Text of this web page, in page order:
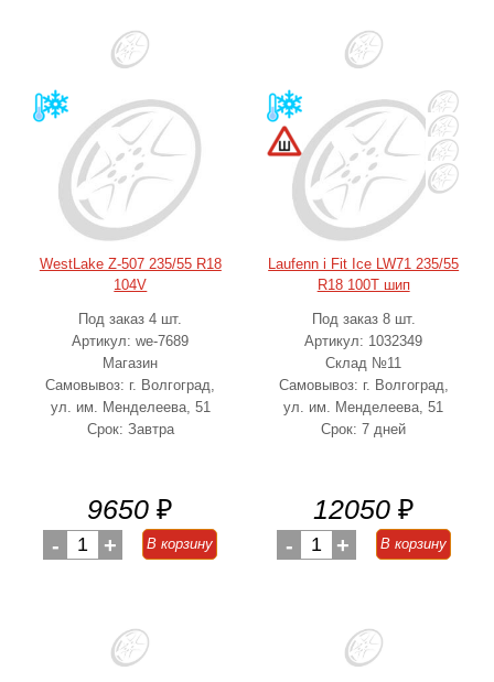
WestLake Z-507 235/55 R18
104V
Под заказ 4 шт.
Артикул: we-7689
Магазин
Самовывоз: г. Волгоград,
ул. им. Менделеева, 51
Срок: Завтра
9650 ₽
- 1 + В корзину
Laufenn i Fit Ice LW71 235/55
R18 100T шип
Под заказ 8 шт.
Артикул: 1032349
Склад №11
Самовывоз: г. Волгоград,
ул. им. Менделеева, 51
Срок: 7 дней
12050 ₽
- 1 + В корзину